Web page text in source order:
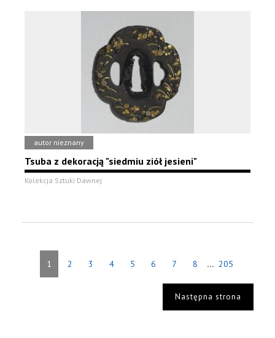
autor nieznany
Tsuba z dekoracją "siedmiu ziół jesieni"
Kolekcja Sztuki Dawnej
1 2 3 4 5 6 7 8 ... 205
Następna strona